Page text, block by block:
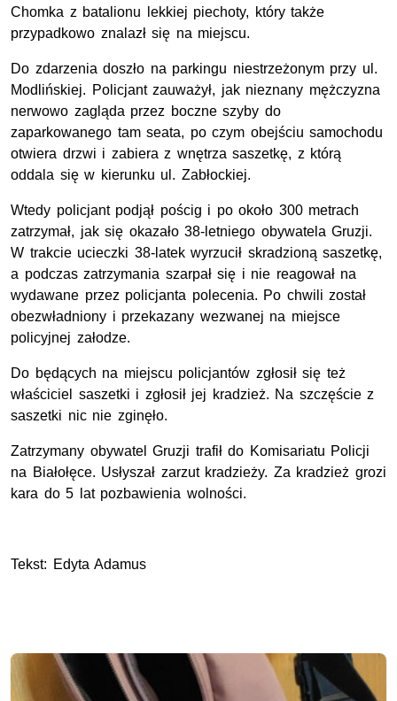
Chomka z batalionu lekkiej piechoty, który także
przypadkowo znalazł się na miejscu.
Do zdarzenia doszło na parkingu niestrzeżonym przy ul.
Modlińskiej. Policjant zauważył, jak nieznany mężczyzna
nerwowo zagląda przez boczne szyby do
zaparkowanego tam seata, po czym obejściu samochodu
otwiera drzwi i zabiera z wnętrza saszetkę, z którą
oddala się w kierunku ul. Zabłockiej.
Wtedy policjant podjął pościg i po około 300 metrach
zatrzymał, jak się okazało 38-letniego obywatela Gruzji.
W trakcie ucieczki 38-latek wyrzucił skradzioną saszetkę,
a podczas zatrzymania szarpał się i nie reagował na
wydawane przez policjanta polecenia. Po chwili został
obezwładniony i przekazany wezwanej na miejsce
policyjnej załodze.
Do będących na miejscu policjantów zgłosił się też
właściciel saszetki i zgłosił jej kradzież. Na szczęście z
saszetki nic nie zginęło.
Zatrzymany obywatel Gruzji trafił do Komisariatu Policji
na Białołęce. Usłyszał zarzut kradzieży. Za kradzież grozi
kara do 5 lat pozbawienia wolności.
Tekst: Edyta Adamus